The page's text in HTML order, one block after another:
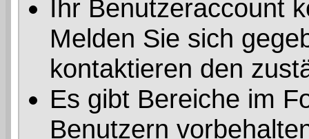
Ihr Benutzeraccount
Melden Sie sich
kontaktieren den
Es gibt Bereiche im
Benutzern